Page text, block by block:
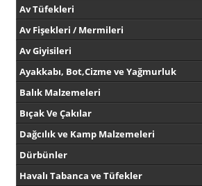
Av Tüfekleri
Av Fişekleri / Mermileri
Av Giyisileri
Ayakkabı, Bot,Cizme ve Yağmurluk
Balık Malzemeleri
Bıçak Ve Çakılar
Dağcılık ve Kamp Malzemeleri
Dürbünler
Havalı Tabanca ve Tüfekler